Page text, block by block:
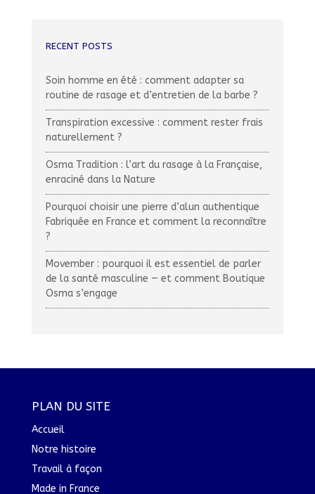
RECENT POSTS
Soin homme en été : comment adapter sa
routine de rasage et d’entretien de la barbe ?
Transpiration excessive : comment rester frais
naturellement ?
Osma Tradition : l’art du rasage à la Française,
enraciné dans la Nature
Pourquoi choisir une pierre d’alun authentique
Fabriquée en France et comment la reconnaître
?
Movember : pourquoi il est essentiel de parler
de la santé masculine — et comment Boutique
Osma s’engage
PLAN DU SITE
Accueil
Notre histoire
Travail à façon
Made in France